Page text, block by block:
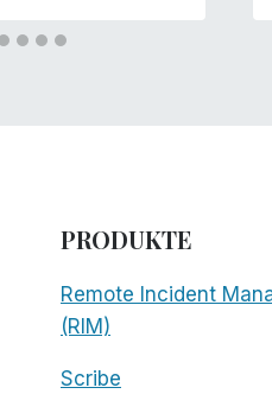
PRODUKTE
Remote Incident
(RIM)
Scribe